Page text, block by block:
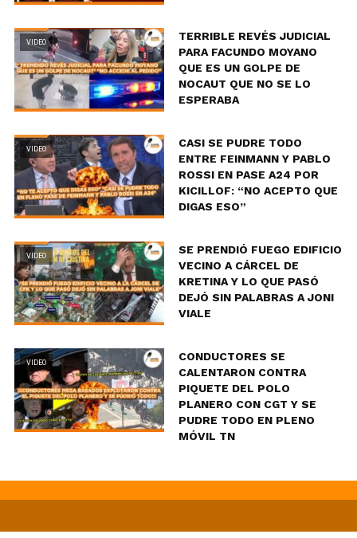
VIDEO
TERRIBLE REVÉS JUDICIAL
PARA FACUNDO MOYANO
QUE ES UN GOLPE DE
NOCAUT QUE NO SE LO
ESPERABA
VIDEO
CASI SE PUDRE TODO
ENTRE FEINMANN Y PABLO
ROSSI EN PASE A24 POR
KICILLOF: “NO ACEPTO QUE
DIGAS ESO”
VIDEO
SE PRENDIÓ FUEGO EDIFICIO
VECINO A CÁRCEL DE
KRETINA Y LO QUE PASÓ
DEJÓ SIN PALABRAS A JONI
VIALE
VIDEO
CONDUCTORES SE
CALENTARON CONTRA
PIQUETE DEL POLO
PLANERO CON CGT Y SE
PUDRE TODO EN PLENO
MÓVIL TN